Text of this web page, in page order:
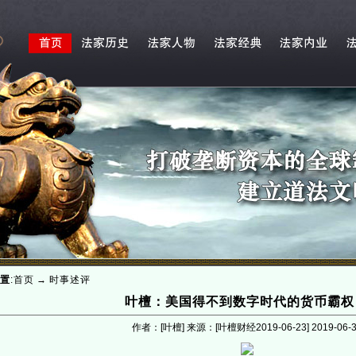
:首页 → 时事述评
叶檀：美国得不到数字时代的货币霸
作者：[叶檀] 来源：[叶檀财经2019-06-23] 2019-06-